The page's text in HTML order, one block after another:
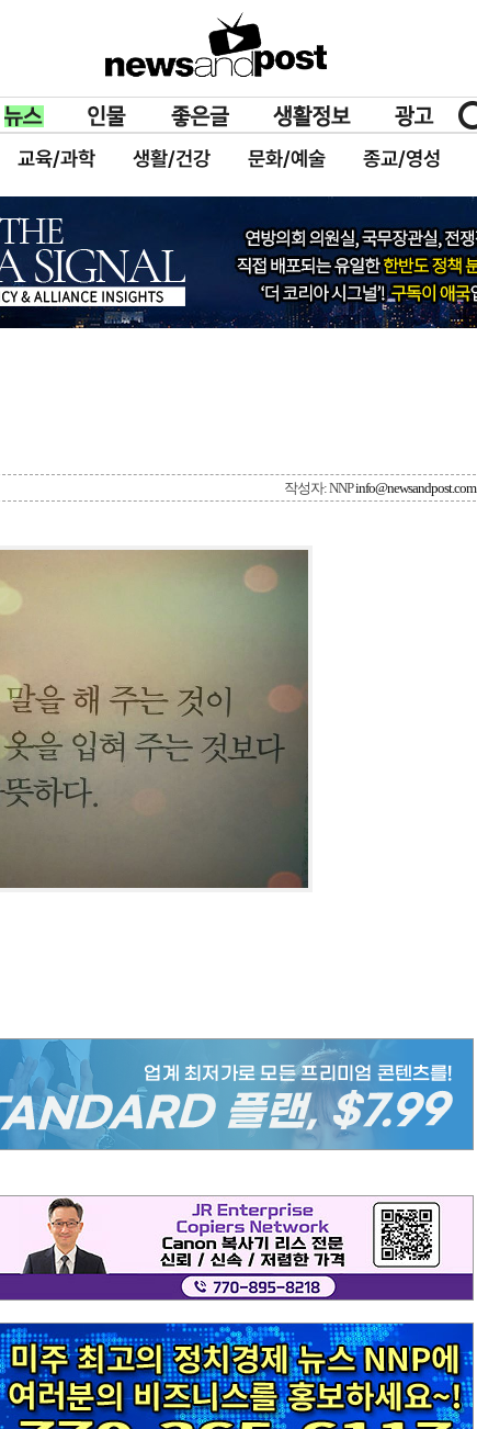
교육/과학 생활/건강 문화/예술 종교/영성
작성자: NNPinfo@newsandpost.com